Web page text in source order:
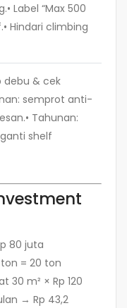
Label “Max 500
Hindari climbing
debu & cek
semprot anti-
Tahunan:
shelf
80 juta
ton = 20 ton
30 m² × Rp 120
→ Rp 43,2